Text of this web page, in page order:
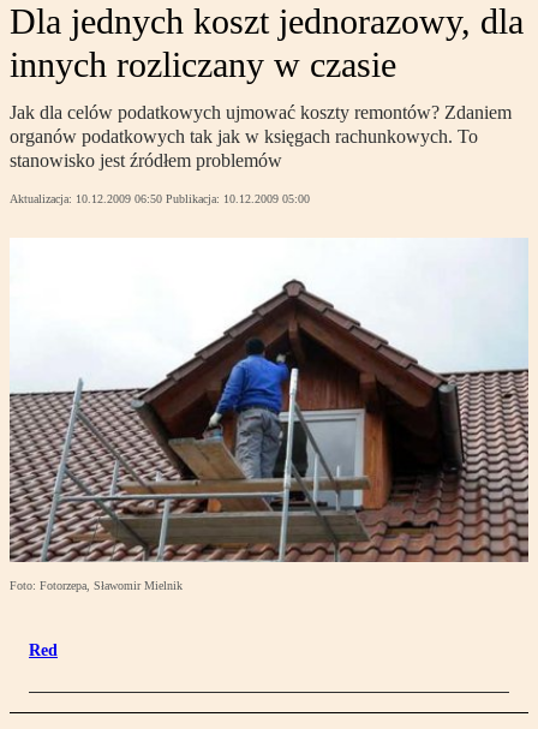
Dla jednych koszt jednorazowy, dla
innych rozliczany w czasie
Jak dla celów podatkowych ujmować koszty remontów? Zdaniem
organów podatkowych tak jak w księgach rachunkowych. To
stanowisko jest źródłem problemów
Aktualizacja: 10.12.2009 06:50 Publikacja: 10.12.2009 05:00
Foto: Fotorzepa, Sławomir Mielnik
Red